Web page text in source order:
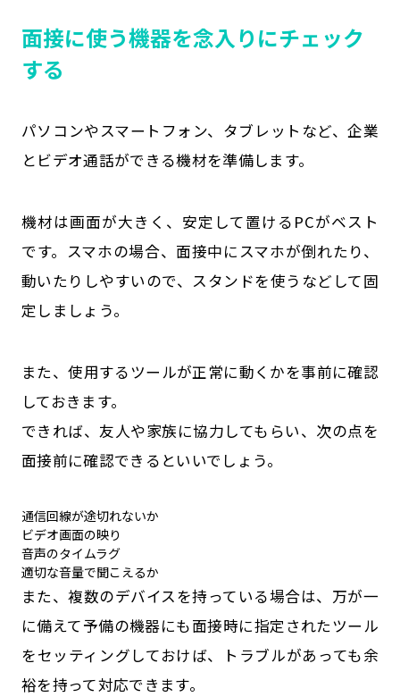
面接に使う機器を念入りにチェック
する
パソコンやスマートフォン、タブレットなど、企業
とビデオ通話ができる機材を準備します。
機材は画面が大きく、安定して置けるPCがベスト
です。スマホの場合、面接中にスマホが倒れたり、
動いたりしやすいので、スタンドを使うなどして固
定しましょう。
また、使用するツールが正常に動くかを事前に確認
しておきます。
できれば、友人や家族に協力してもらい、次の点を
面接前に確認できるといいでしょう。
通信回線が途切れないか
ビデオ画面の映り
音声のタイムラグ
適切な音量で聞こえるか
また、複数のデバイスを持っている場合は、万が一
に備えて予備の機器にも面接時に指定されたツール
をセッティングしておけば、トラブルがあっても余
裕を持って対応できます。